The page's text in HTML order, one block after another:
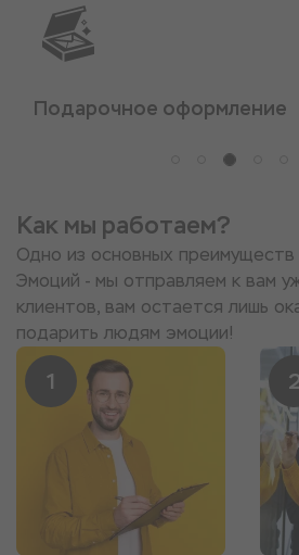
Обратная связь
Как мы работаем?
Одно из основных
Эмоций - мы отправляем к вам
клиентов, вам остается лишь
подарить людям эмоции!
1